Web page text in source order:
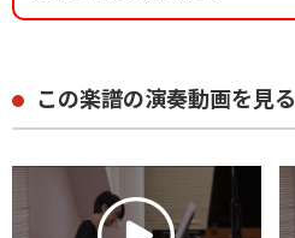
この楽譜の演奏動画を見る